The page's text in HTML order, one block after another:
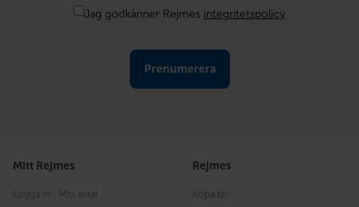
Jag godkänner Rejmes integritetspolicy
Mitt Rejmes
Logga in - Mitt avtal
Rejmes
Köpa bil